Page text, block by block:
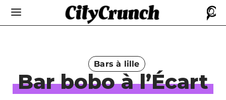
Bars à lille
Bar bobo à l’Écart